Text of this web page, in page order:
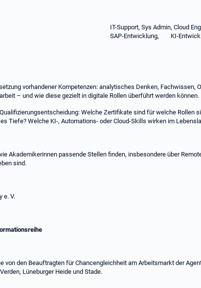
IT-Support, Sys Admin, Cloud
SAP-Entwicklung, KI-
vorhandener Kompetenzen: analytisches Denken, Fachwissen,
– und wie diese gezielt in digitale Rollen überführt werden können.
Welche Zertifikate sind für welche Rollen
Tiefe? Welche KI-, Automations- oder Cloud-Skills wirken im
Akademikerinnen passende Stellen finden, insbesondere über
sind.
e. V.
von den Beauftragten für Chancengleichheit am Arbeitsmarkt der
Lüneburger Heide und Stade.